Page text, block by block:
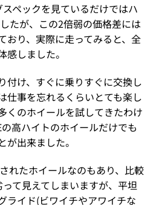
ペックを見ているだけではハ
たが、この2倍弱の価格差には
おり、実際に走ってみると、全
感しました。
付け、すぐに乗りすぐに交換し
仕事を忘れるくらいとても楽し
くのホイールを試してきたわけ
高ハイトのホイールだけでも
出来ました。
れたホイールなのもあり、比較
て見えてしまいますが、平坦
ライド(ビワイチやアワイチな